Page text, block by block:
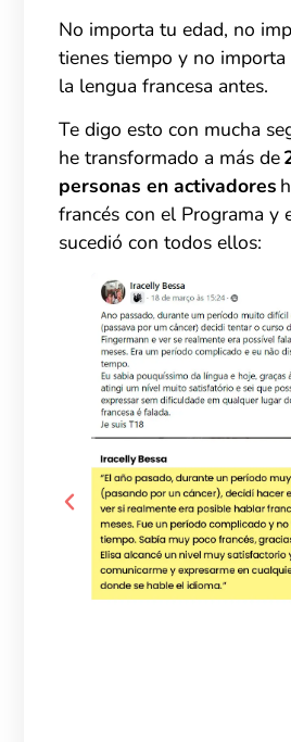
No importa tu edad, no
tienes tiempo y no importa
la lengua francesa antes.
Te digo esto con mucha
he transformado a más de
personas en activadores
francés con el Programa y
sucedió con todos ellos: